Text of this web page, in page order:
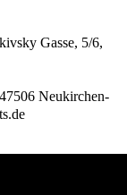
Gasse, 5/6,
Neukirchen-